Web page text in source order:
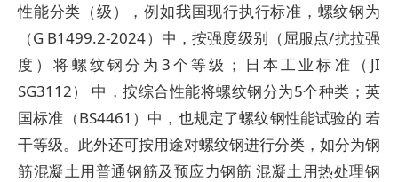
性能分类（级），例如我国现行执行标准，螺纹钢为
（G B1499.2-2024）中，按强度级别（屈服点/抗拉强
度）将螺纹钢分为3个等级；日本工业标准（JI
SG3112） 中，按综合性能将螺纹钢分为5个种类；英
国标准（BS4461）中，也规定了螺纹钢性能试验的 若
干等级。此外还可按用途对螺纹钢进行分类，如分为钢
筋混凝土用普通钢筋及预应力钢筋 混凝土用热处理钢